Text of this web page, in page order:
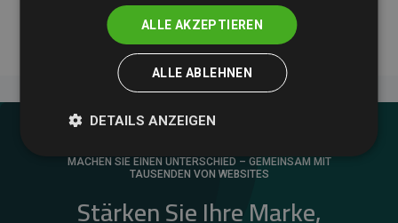
messbare Klimawirkung unseres Ansatzes.
MACHEN SIE EINEN UNTERSCHIED – GEMEINSAM MIT
TAUSENDEN VON WEBSITES
Stärken Sie Ihre Marke,
ALLE AKZEPTIEREN
ALLE ABLEHNEN
DETAILS ANZEIGEN